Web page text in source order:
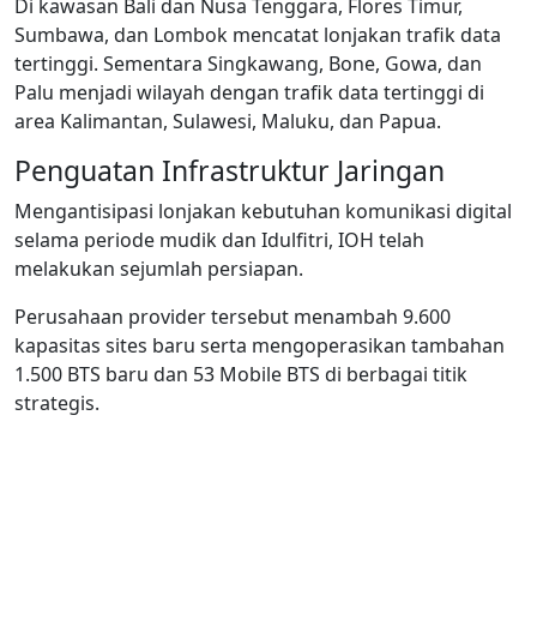
Di kawasan Bali dan Nusa Tenggara, Flores Timur,
Sumbawa, dan Lombok mencatat lonjakan trafik data
tertinggi. Sementara Singkawang, Bone, Gowa, dan
Palu menjadi wilayah dengan trafik data tertinggi di
area Kalimantan, Sulawesi, Maluku, dan Papua.
Penguatan Infrastruktur Jaringan
Mengantisipasi lonjakan kebutuhan komunikasi digital
selama periode mudik dan Idulfitri, IOH telah
melakukan sejumlah persiapan.
Perusahaan provider tersebut menambah 9.600
kapasitas sites baru serta mengoperasikan tambahan
1.500 BTS baru dan 53 Mobile BTS di berbagai titik
strategis.